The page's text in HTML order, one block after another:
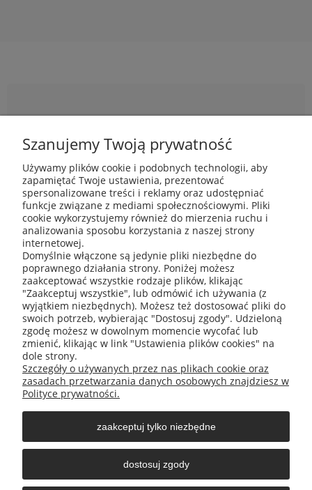
Newsletter
informacje o nowościach i promocjach.
O nas
Obsługa klienta
Pomoc
Moje konto
Szanujemy Twoją prywatność
Używamy plików cookie i podobnych technologii, aby
zapamiętać Twoje ustawienia, prezentować
spersonalizowane treści i reklamy oraz udostępniać
funkcje związane z mediami społecznościowymi. Pliki
cookie wykorzystujemy również do mierzenia ruchu i
analizowania sposobu korzystania z naszej strony
internetowej.
Domyślnie włączone są jedynie pliki niezbędne do
poprawnego działania strony. Poniżej możesz
zaakceptować wszystkie rodzaje plików, klikając
"Zaakceptuj wszystkie", lub odmówić ich używania (z
wyjątkiem niezbędnych). Możesz też dostosować pliki do
swoich potrzeb, wybierając "Dostosuj zgody". Udzieloną
zgodę możesz w dowolnym momencie wycofać lub
zmienić, klikając w link "Ustawienia plików cookies" na
dole strony.
Szczegóły o używanych przez nas plikach cookie oraz
zasadach przetwarzania danych osobowych znajdziesz w
Polityce prywatności.
zaakceptuj tylko niezbędne
dostosuj zgody